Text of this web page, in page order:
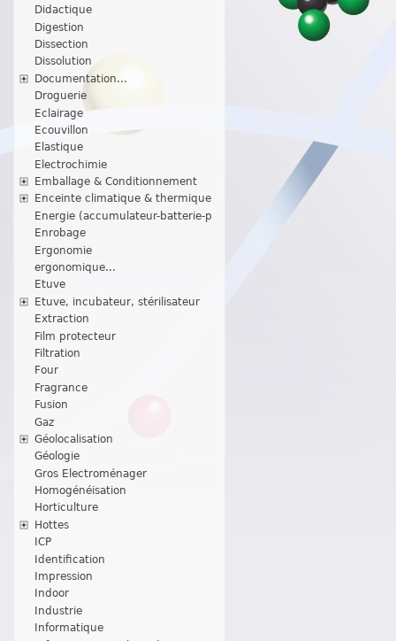
Didactique
Digestion
Dissection
Dissolution
Documentation...
Droguerie
Eclairage
Ecouvillon
Elastique
Electrochimie
Emballage & Conditionnement
Enceinte climatique & thermique
Energie (accumulateur-batterie-p
Enrobage
Ergonomie
ergonomique...
Etuve
Etuve, incubateur, stérilisateur
Extraction
Film protecteur
Filtration
Four
Fragrance
Fusion
Gaz
Géolocalisation
Géologie
Gros Electroménager
Homogénéisation
Horticulture
Hottes
ICP
Identification
Impression
Indoor
Industrie
Informatique